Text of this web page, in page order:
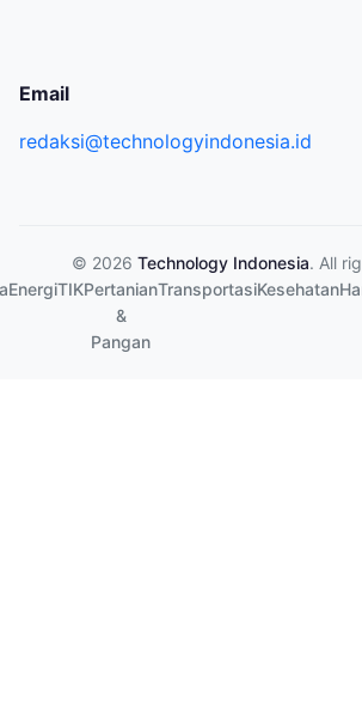
Email
redaksi@technologyindonesia.id
© 2026 Technology Indonesia. All
EnergiTIKPertanian
&
Pangan
TransportasiKesehatan